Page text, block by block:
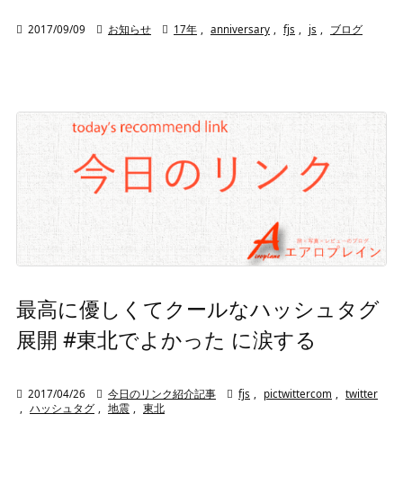
 2017/09/09  お知らせ  17年 anniversary fjs js ブログ
最高に優しくてクールなハッシュタグ
展開 #東北でよかった に涙する
 2017/04/26  今日のリンク紹介記事  fjs , pictwittercom , twitter
, ハッシュタグ , 地震 , 東北